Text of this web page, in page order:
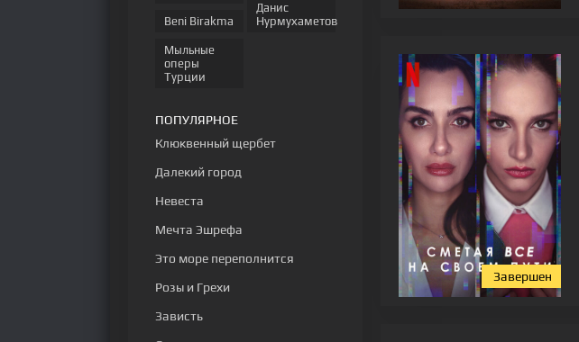
Завершен
Beni Birakma
Мыльные
оперы
Турции
Данис
Нурмухаметов
ПОПУЛЯРНОЕ
Клюквенный щербет
Далекий город
Невеста
Мечта Эшрефа
Это море переполнится
Розы и Грехи
Зависть